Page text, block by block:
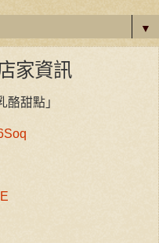
▼
家資訊
甜點」